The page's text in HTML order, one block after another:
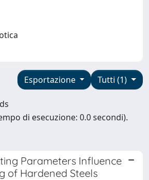
Tutti (1)
Esportazione
di esecuzione: 0.0 secondi).
Parameters Influence
of Hardened Steels